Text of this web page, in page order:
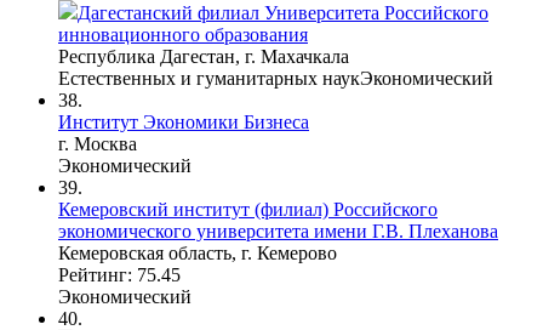
Дагестанский филиал Университета Российского
инновационного образования
Республика Дагестан, г. Махачкала
Естественных и гуманитарных наукЭкономический
38.
Институт Экономики Бизнеса
г. Москва
Экономический
39.
Кемеровский институт (филиал) Российского
экономического университета имени Г.В. Плеханова
Кемеровская область, г. Кемерово
Рейтинг: 75.45
Экономический
40.